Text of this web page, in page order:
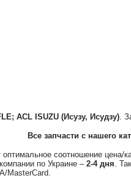
ACL ISUZU (Исузу, Исудзу).
Все запчасти с нашего
соотношение цена/
по Украине –2-4 дня.
MasterCard.